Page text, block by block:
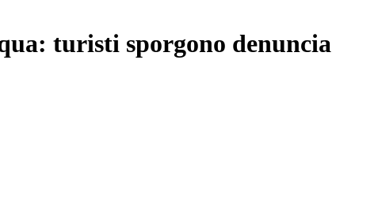
turisti sporgono denuncia